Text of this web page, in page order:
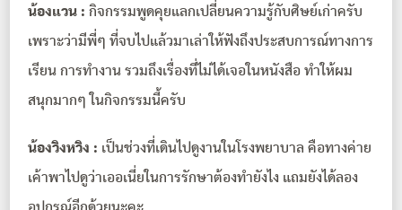
น้องแวน :กิจกรรมพูดคุยแลกเปลี่ยนความรู้กับศิษย์เก่าครับ
เพราะว่ามีพี่ๆ ที่จบไปแล้วมาเล่าให้ฟังถึงประสบการณ์ทางการ
เรียน การทำงาน รวมถึงเรื่องที่ไม่ได้เจอในหนังสือ ทำให้ผม
สนุกมากๆ ในกิจกรรมนี้ครับ
น้องวิงหวิง : เป็นช่วงที่เดินไปดูงานในโรงพยาบาล คือทางค่าย
เค้าพาไปดูว่าเออเนี่ยในการรักษาต้องทำยังไง แถมยังได้ลอง